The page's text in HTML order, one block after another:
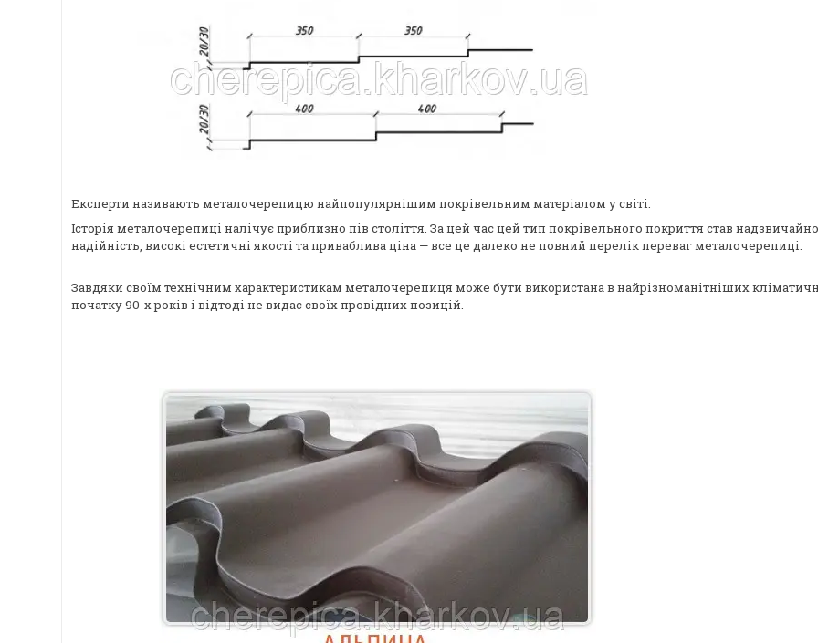
Експерти називають металочерепицю найпопулярнішим покрівельним матеріалом у світі.
Історія металочерепиці налічує приблизно пів століття. За цей час цей тип покрівельного покриття став
надійність, високі естетичні якості та приваблива ціна — все це далеко не повний перелік переваг металочерепиці.
Завдяки своїм технічним характеристикам металочерепиця може бути використана в найрізноманітніших
початку 90-х років і відтоді не видає своїх провідних позицій.